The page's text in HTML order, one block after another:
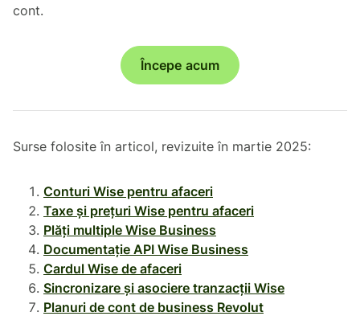
cont.
Începe acum
Surse folosite în articol, revizuite în martie 2025:
Conturi Wise pentru afaceri
Taxe și prețuri Wise pentru afaceri
Plăți multiple Wise Business
Documentație API Wise Business
Cardul Wise de afaceri
Sincronizare și asociere tranzacții Wise
Planuri de cont de business Revolut